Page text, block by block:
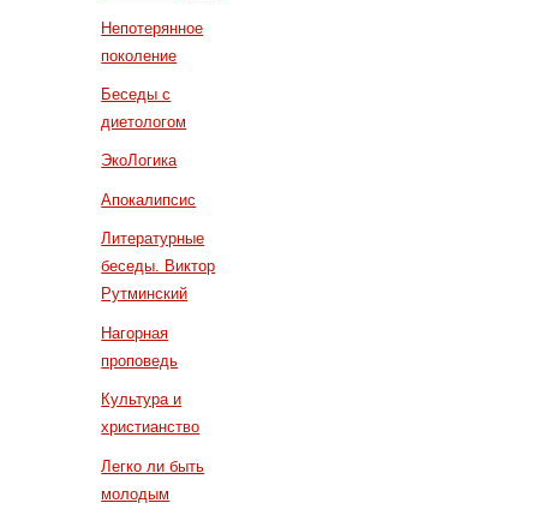
Непотерянное
поколение
Беседы с
диетологом
ЭкоЛогика
Апокалипсис
Литературные
беседы. Виктор
Рутминский
Нагорная
проповедь
Культура и
христианство
Легко ли быть
молодым